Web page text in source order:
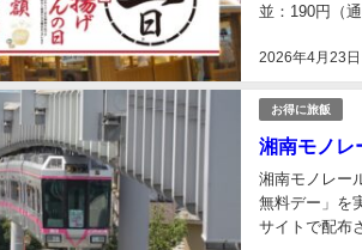
2026年4月23日
並：190円（
お得に旅飯
湘南モノレ
湘南モノレー
無料デー」を
サイトで配布